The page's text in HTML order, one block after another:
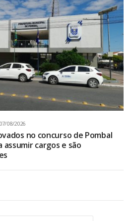
07/08/2026
no concurso de Pombal
assumir cargos e são